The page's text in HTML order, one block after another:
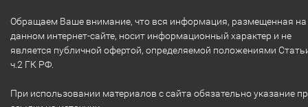
Обращаем Ваше внимание, что вся информация, размещенная на
данном интернет-сайте, носит информационный характер и не
является публичной офертой, определяемой положениями
ч.2 ГК РФ.
При использовании материалов с сайта обязательно указание